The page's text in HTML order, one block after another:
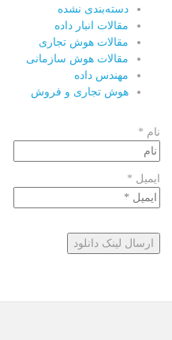
دسته‌بندی نشده
مقالات انبار داده
مقالات هوش تجاری
مقالات هوش سازمانی
مهندس داده
هوش تجاری و فروش
نام *
ایمیل *